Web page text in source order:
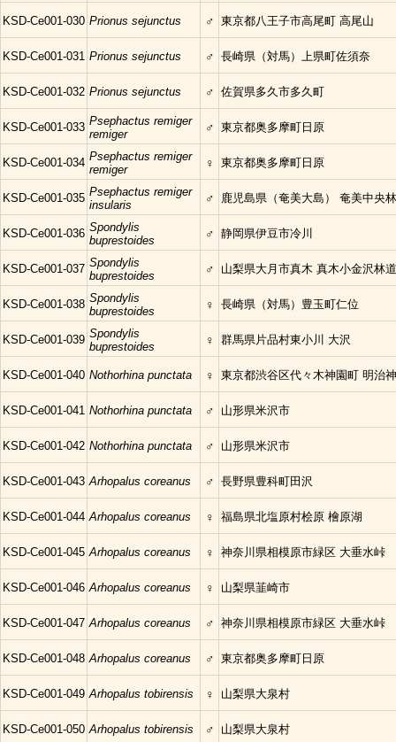
KSD-Ce001-030 Prionus sejunctus ♂ 東京都八王子市高尾町 高尾山
KSD-Ce001-031 Prionus sejunctus ♂ 長崎県（対馬）上県町佐須奈
KSD-Ce001-032 Prionus sejunctus ♂ 佐賀県多久市多久町
KSD-Ce001-033 Psephactus remiger
remiger
♂ 東京都奥多摩町日原
KSD-Ce001-034 Psephactus remiger
remiger
♀ 東京都奥多摩町日原
KSD-Ce001-035 Psephactus remiger
insularis
♂ 鹿児島県（奄美大島） 奄美中央
KSD-Ce001-036 Spondylis
buprestoides
♂ 静岡県伊豆市冷川
KSD-Ce001-037 Spondylis
buprestoides
♂ 山梨県大月市真木 真木小金沢林道
KSD-Ce001-038 Spondylis
buprestoides
♀ 長崎県（対馬）豊玉町仁位
KSD-Ce001-039 Spondylis
buprestoides
♀ 群馬県片品村東小川 大沢
KSD-Ce001-040 Nothorhina punctata ♀ 東京都渋谷区代々木神園町 明治
KSD-Ce001-041 Nothorhina punctata ♂ 山形県米沢市
KSD-Ce001-042 Nothorhina punctata ♂ 山形県米沢市
KSD-Ce001-043 Arhopalus coreanus ♂ 長野県豊科町田沢
KSD-Ce001-044 Arhopalus coreanus ♀ 福島県北塩原村桧原 檜原湖
KSD-Ce001-045 Arhopalus coreanus ♀ 神奈川県相模原市緑区 大垂水峠
KSD-Ce001-046 Arhopalus coreanus ♀ 山梨県韮崎市
KSD-Ce001-047 Arhopalus coreanus ♂ 神奈川県相模原市緑区 大垂水峠
KSD-Ce001-048 Arhopalus coreanus ♂ 東京都奥多摩町日原
KSD-Ce001-049 Arhopalus tobirensis ♀ 山梨県大泉村
KSD-Ce001-050 Arhopalus tobirensis ♂ 山梨県大泉村